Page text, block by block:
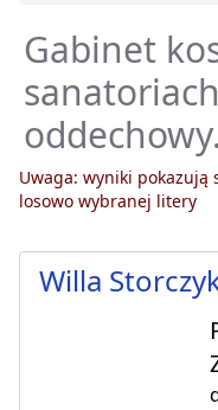
Gabinet
oddechowy.
Uwaga: wyniki pokazują
losowo wybranej litery
Willa